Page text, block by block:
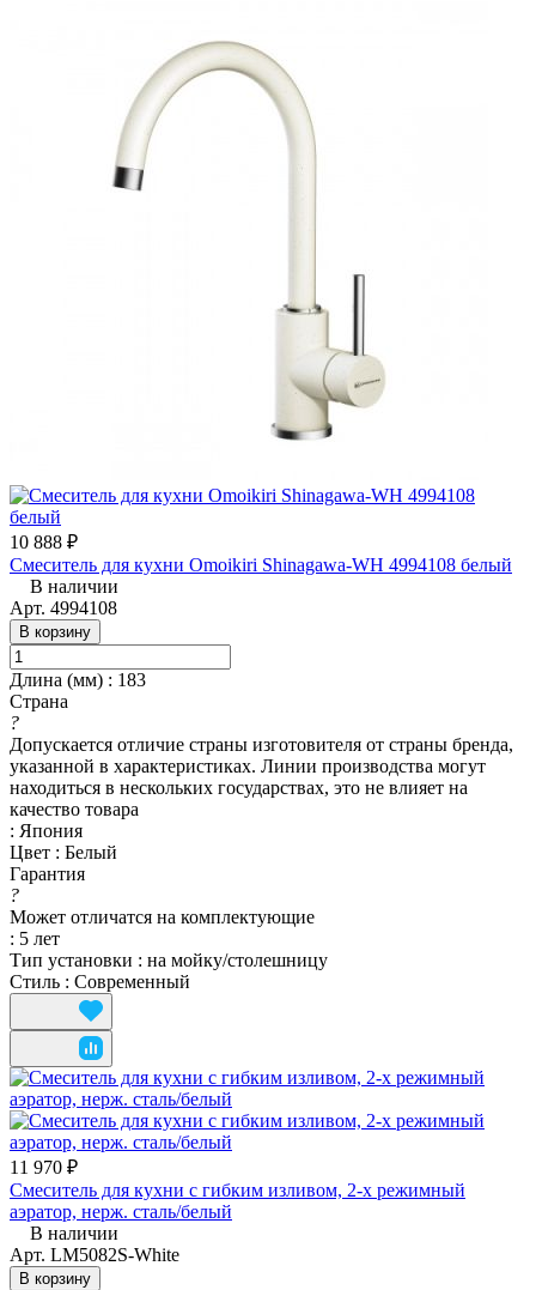
10 888 ₽
Смеситель для кухни Omoikiri Shinagawa-WH 4994108 белый
В наличии
Арт. 4994108
В корзину
Длина (мм) : 183
Страна
?
Допускается отличие страны изготовителя от страны бренда,
указанной в характеристиках. Линии производства могут
находиться в нескольких государствах, это не влияет на
качество товара
: Япония
Цвет : Белый
Гарантия
?
Может отличатся на комплектующие
: 5 лет
Тип установки : на мойку/столешницу
Стиль : Современный
11 970 ₽
Смеситель для кухни с гибким изливом, 2-х режимный
аэратор, нерж. сталь/белый
В наличии
Арт. LM5082S-White
В корзину